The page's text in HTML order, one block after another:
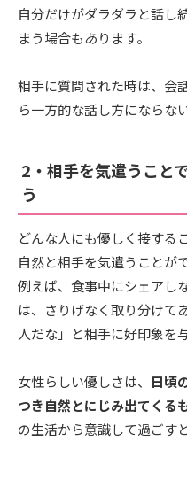
自分だけがダラダラと話し
まう場合もあります。
相手に質問された時は、会
ら一方的な話し方にならな
2・相手を気遣うこと
う
どんな人にも優しく接する
自然と相手を気遣うことが
例えば、食事中にシェアし
は、さりげなく取り分けて
人だな」と相手に好印象を
女性らしい優しさは、 日頃
つき自然とにじみ出てくる
の生活から意識して過ごす